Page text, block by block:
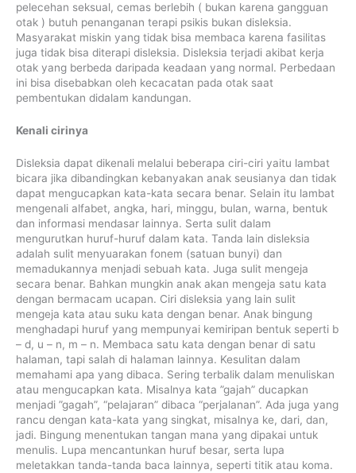
pelecehan seksual, cemas berlebih ( bukan karena gangguan
otak ) butuh penanganan terapi psikis bukan disleksia.
Masyarakat miskin yang tidak bisa membaca karena fasilitas
juga tidak bisa diterapi disleksia. Disleksia terjadi akibat kerja
otak yang berbeda daripada keadaan yang normal. Perbedaan
ini bisa disebabkan oleh kecacatan pada otak saat
pembentukan didalam kandungan.
Kenali cirinya
Disleksia dapat dikenali melalui beberapa ciri-ciri yaitu lambat
bicara jika dibandingkan kebanyakan anak seusianya dan tidak
dapat mengucapkan kata-kata secara benar. Selain itu lambat
mengenali alfabet, angka, hari, minggu, bulan, warna, bentuk
dan informasi mendasar lainnya. Serta sulit dalam
mengurutkan huruf-huruf dalam kata. Tanda lain disleksia
adalah sulit menyuarakan fonem (satuan bunyi) dan
memadukannya menjadi sebuah kata. Juga sulit mengeja
secara benar. Bahkan mungkin anak akan mengeja satu kata
dengan bermacam ucapan. Ciri disleksia yang lain sulit
mengeja kata atau suku kata dengan benar. Anak bingung
menghadapi huruf yang mempunyai kemiripan bentuk seperti b
– d, u – n, m – n. Membaca satu kata dengan benar di satu
halaman, tapi salah di halaman lainnya. Kesulitan dalam
memahami apa yang dibaca. Sering terbalik dalam menuliskan
atau mengucapkan kata. Misalnya kata ”gajah” ducapkan
menjadi ”gagah”, “pelajaran” dibaca “perjalanan”. Ada juga yang
rancu dengan kata-kata yang singkat, misalnya ke, dari, dan,
jadi. Bingung menentukan tangan mana yang dipakai untuk
menulis. Lupa mencantunkan huruf besar, serta lupa
meletakkan tanda-tanda baca lainnya, seperti titik atau koma.